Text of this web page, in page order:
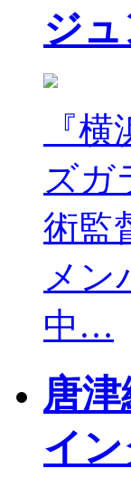
ジ
『
ズガ
術監
メン
中…
唐
イ